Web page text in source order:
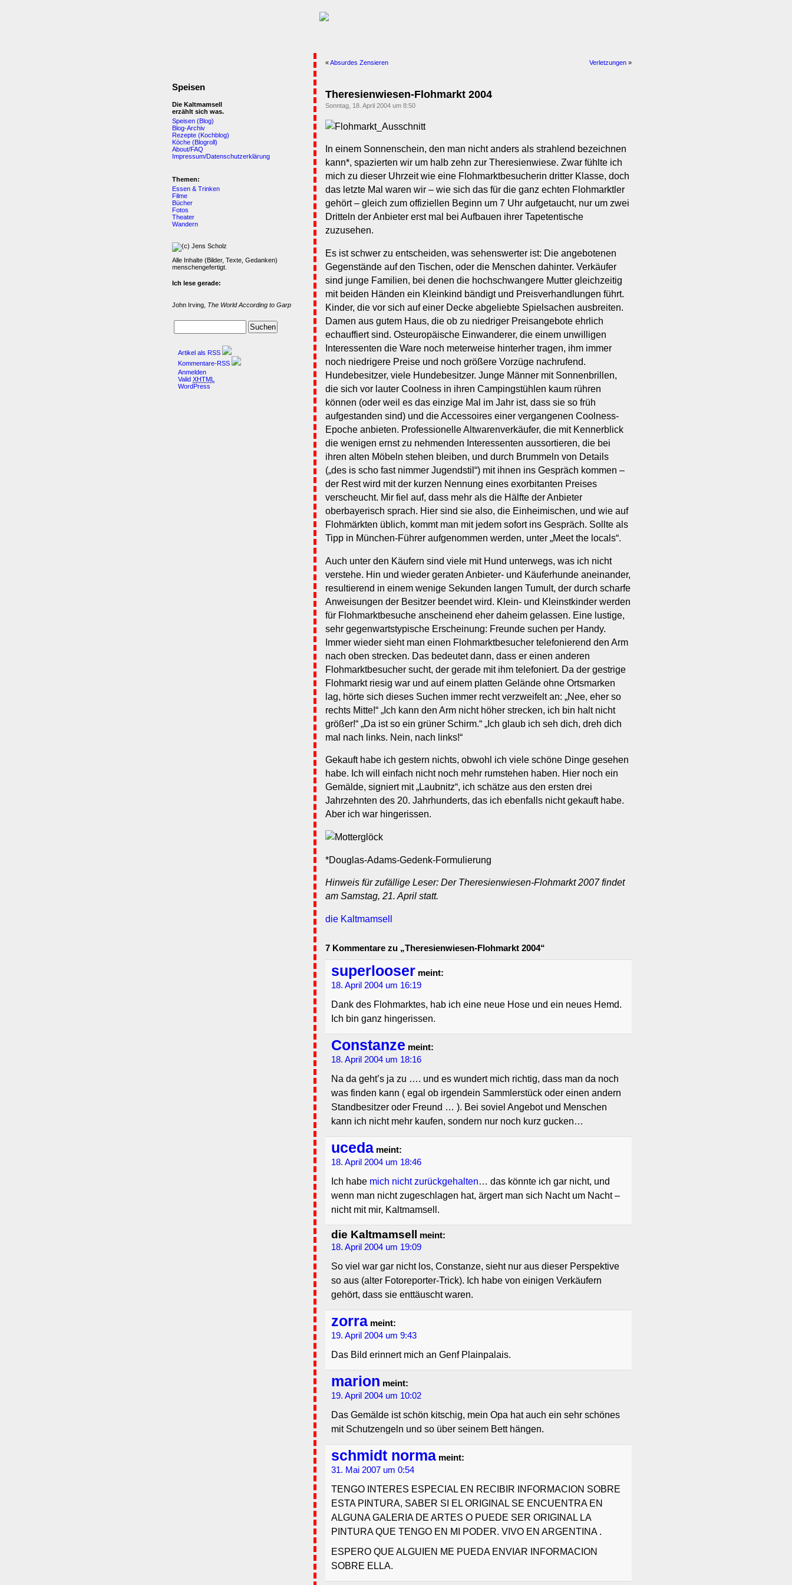
«Absurdes Zensieren Verletzungen »
Theresienwiesen-Flohmarkt 2004
Sonntag, 18. April 2004 um 8:50
In einem Sonnenschein, den man nicht anders als strahlend bezeichnen
kann*, spazierten wir um halb zehn zur Theresienwiese. Zwar fühlte ich
mich zu dieser Uhrzeit wie eine Flohmarktbesucherin dritter Klasse, doch
das letzte Mal waren wir – wie sich das für die ganz echten Flohmarktler
gehört – gleich zum offiziellen Beginn um 7 Uhr aufgetaucht, nur um zwei
Dritteln der Anbieter erst mal bei Aufbauen ihrer Tapetentische
zuzusehen.
Es ist schwer zu entscheiden, was sehenswerter ist: Die angebotenen
Gegenstände auf den Tischen, oder die Menschen dahinter. Verkäufer
sind junge Familien, bei denen die hochschwangere Mutter gleichzeitig
mit beiden Händen ein Kleinkind bändigt und Preisverhandlungen führt.
Kinder, die vor sich auf einer Decke abgeliebte Spielsachen ausbreiten.
Damen aus gutem Haus, die ob zu niedriger Preisangebote ehrlich
echauffiert sind. Osteuropäische Einwanderer, die einem unwilligen
Interessenten die Ware noch meterweise hinterher tragen, ihm immer
noch niedrigere Preise und noch größere Vorzüge nachrufend.
Hundebesitzer, viele Hundebesitzer. Junge Männer mit Sonnenbrillen,
die sich vor lauter Coolness in ihren Campingstühlen kaum rühren
können (oder weil es das einzige Mal im Jahr ist, dass sie so früh
aufgestanden sind) und die Accessoires einer vergangenen Coolness-
Epoche anbieten. Professionelle Altwarenverkäufer, die mit Kennerblick
die wenigen ernst zu nehmenden Interessenten aussortieren, die bei
ihren alten Möbeln stehen bleiben, und durch Brummeln von Details
(„des is scho fast nimmer Jugendstil“) mit ihnen ins Gespräch kommen –
der Rest wird mit der kurzen Nennung eines exorbitanten Preises
verscheucht. Mir fiel auf, dass mehr als die Hälfte der Anbieter
oberbayerisch sprach. Hier sind sie also, die Einheimischen, und wie auf
Flohmärkten üblich, kommt man mit jedem sofort ins Gespräch. Sollte als
Tipp in München-Führer aufgenommen werden, unter „Meet the locals“.
Auch unter den Käufern sind viele mit Hund unterwegs, was ich nicht
verstehe. Hin und wieder geraten Anbieter- und Käuferhunde aneinander,
resultierend in einem wenige Sekunden langen Tumult, der durch scharfe
Anweisungen der Besitzer beendet wird. Klein- und Kleinstkinder werden
für Flohmarktbesuche anscheinend eher daheim gelassen. Eine lustige,
sehr gegenwartstypische Erscheinung: Freunde suchen per Handy.
Immer wieder sieht man einen Flohmarktbesucher telefonierend den Arm
nach oben strecken. Das bedeutet dann, dass er einen anderen
Flohmarktbesucher sucht, der gerade mit ihm telefoniert. Da der gestrige
Flohmarkt riesig war und auf einem platten Gelände ohne Ortsmarken
lag, hörte sich dieses Suchen immer recht verzweifelt an: „Nee, eher so
rechts Mitte!“ „Ich kann den Arm nicht höher strecken, ich bin halt nicht
größer!“ „Da ist so ein grüner Schirm.“ „Ich glaub ich seh dich, dreh dich
mal nach links. Nein, nach links!“
Gekauft habe ich gestern nichts, obwohl ich viele schöne Dinge gesehen
habe. Ich will einfach nicht noch mehr rumstehen haben. Hier noch ein
Gemälde, signiert mit „Laubnitz“, ich schätze aus den ersten drei
Jahrzehnten des 20. Jahrhunderts, das ich ebenfalls nicht gekauft habe.
Aber ich war hingerissen.
*Douglas-Adams-Gedenk-Formulierung
Hinweis für zufällige Leser: Der Theresienwiesen-Flohmarkt 2007 findet
am Samstag, 21. April statt.
die Kaltmamsell
7 Kommentare zu „Theresienwiesen-Flohmarkt 2004“
superlooser meint:
18. April 2004 um 16:19
Dank des Flohmarktes, hab ich eine neue Hose und ein neues Hemd.
Ich bin ganz hingerissen.
Constanze meint:
18. April 2004 um 18:16
Na da geht’s ja zu …. und es wundert mich richtig, dass man da noch
was finden kann ( egal ob irgendein Sammlerstück oder einen andern
Standbesitzer oder Freund … ). Bei soviel Angebot und Menschen
kann ich nicht mehr kaufen, sondern nur noch kurz gucken…
uceda meint:
18. April 2004 um 18:46
Ich habe mich nicht zurückgehalten… das könnte ich gar nicht, und
wenn man nicht zugeschlagen hat, ärgert man sich Nacht um Nacht –
nicht mit mir, Kaltmamsell.
die Kaltmamsell
meint:
18. April 2004 um 19:09
So viel war gar nicht los, Constanze, sieht nur aus dieser Perspektive
so aus (alter Fotoreporter-Trick). Ich habe von einigen Verkäufern
gehört, dass sie enttäuscht waren.
zorra meint:
19. April 2004 um 9:43
Das Bild erinnert mich an Genf Plainpalais.
marion meint:
19. April 2004 um 10:02
Das Gemälde ist schön kitschig, mein Opa hat auch ein sehr schönes
mit Schutzengeln und so über seinem Bett hängen.
schmidt norma meint:
31. Mai 2007 um 0:54
TENGO INTERES ESPECIAL EN RECIBIR INFORMACION SOBRE
ESTA PINTURA, SABER SI EL ORIGINAL SE ENCUENTRA EN
ALGUNA GALERIA DE ARTES O PUEDE SER ORIGINAL LA
PINTURA QUE TENGO EN MI PODER. VIVO EN ARGENTINA .
ESPERO QUE ALGUIEN ME PUEDA ENVIAR INFORMACION
SOBRE ELLA.
Speisen
Die Kaltmamsell
erzählt sich was.
Speisen (Blog)
Blog-Archiv
Rezepte (Kochblog)
Köche (Blogroll)
About/FAQ
Impressum/Datenschutzerklärung
Themen:
Essen & Trinken
Filme
Bücher
Fotos
Theater
Wandern
Alle Inhalte (Bilder, Texte, Gedanken)
menschengefertigt.
Ich lese gerade:
John Irving, The World According to Garp
Artikel als RSS
Kommentare-RSS
Anmelden
Valid XHTML
WordPress